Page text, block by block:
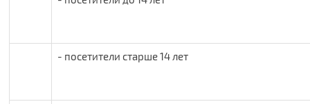
- посетители старше 14 лет